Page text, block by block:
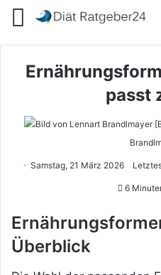
Menü
passt
Samstag, 21 März 2026
6
Überblick